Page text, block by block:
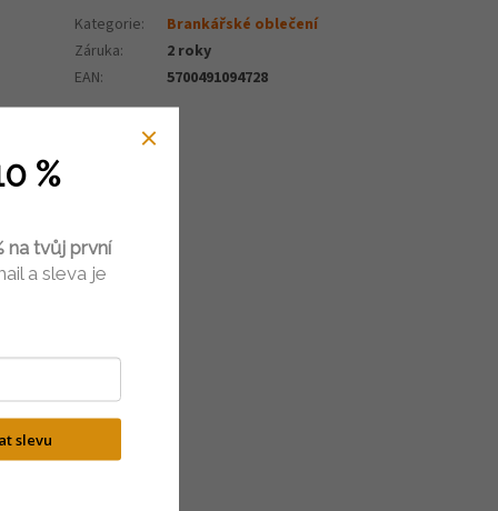
Kategorie:
Brankářské oblečení
Záruka:
2 roky
EAN: 5700491094728
%
na tvůj první
a sleva je
slevu